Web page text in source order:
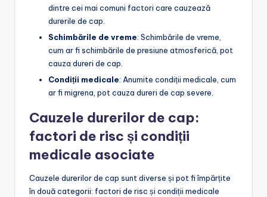
dintre cei mai comuni factori care cauzează
durerile de cap.
Schimbările de vreme: Schimbările de vreme,
cum ar fi schimbările de presiune atmosferică, pot
cauza dureri de cap.
Condiții medicale: Anumite condiții medicale, cum
ar fi migrena, pot cauza dureri de cap severe.
Cauzele durerilor de cap:
factori de risc și condiții
medicale asociate
Cauzele durerilor de cap sunt diverse și pot fi împărțite
în două categorii: factori de risc și condiții medicale